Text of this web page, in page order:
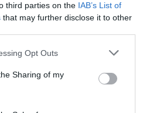
third parties on the IAB’s List of
that may further disclose it to other
app uses one or more Google
behaviour. You may click to
and its third-party tags to
purposes in below Google
Opt Outs
Sharing of my
άδειες